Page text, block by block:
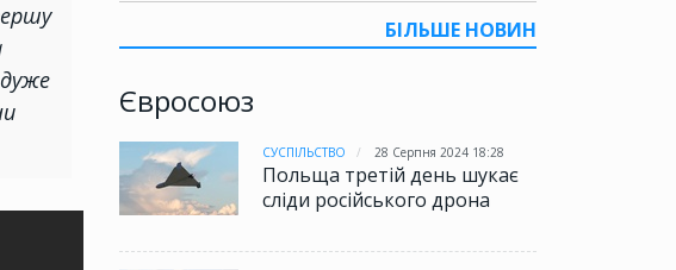
БІЛЬШЕ НОВИН
Євросоюз
СУСПІЛЬСТВО 28 Серпня 2024 18:28
Польща третій день шукає
сліди російського дрона